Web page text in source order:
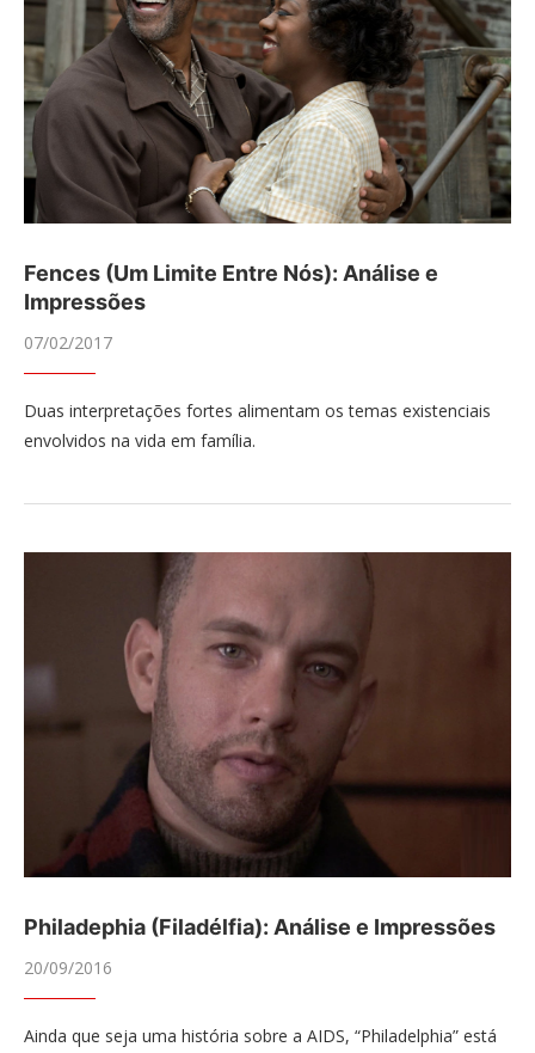
Fences (Um Limite Entre Nós): Análise e
Impressões
07/02/2017
Duas interpretações fortes alimentam os temas existenciais
envolvidos na vida em família.
Philadephia (Filadélfia): Análise e Impressões
20/09/2016
Ainda que seja uma história sobre a AIDS, “Philadelphia” está